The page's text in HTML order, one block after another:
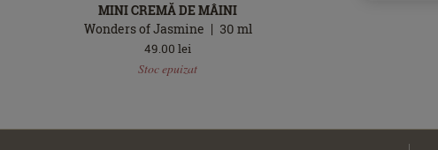
MINI CREMĂ DE MÂINI
Wonders of Jasmine
30 ml
49.00 lei
Stoc epuizat